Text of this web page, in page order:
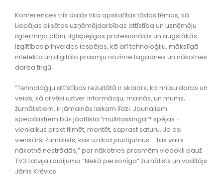
Konferences trīs daļās tika apskatītas tādas tēmas, kā
Liepājas pilsētas uzņēmējdarbības attīstība un uzņēmēju
ilgtermiņa plāni, ilgtspējīgas profesionālās un augstākās
izglītības pilnveides iespējas, kā arī tehnoloģiju, mākslīgā
intelekta un digitālo prasmju nozīme tagadnes un nākotnes
darba tirgū.
“Tehnoloģiju attīstības rezultātā ir skaidrs, ka mūsu darbs un
veids, kā cilvēki uztver informāciju, mainās, un mums,
žurnālistiem, ir jāmainās laikam līdzi. Jaunajiem
speciālistiem būs jāattīsta “multitaskinga”* spējas –
vienlaikus prast filmēt, montēt, saprast saturu. Ja esi
vienkārši žurnālists, kas uzdod jautājumus – tas vairs
nākotnē nestrādās,” par nākotnes prasmēm viedokli pauž
TV3 Latvija raidījuma “Nekā personīga” žurnālists un vadītājs
Jānis Krēvics.